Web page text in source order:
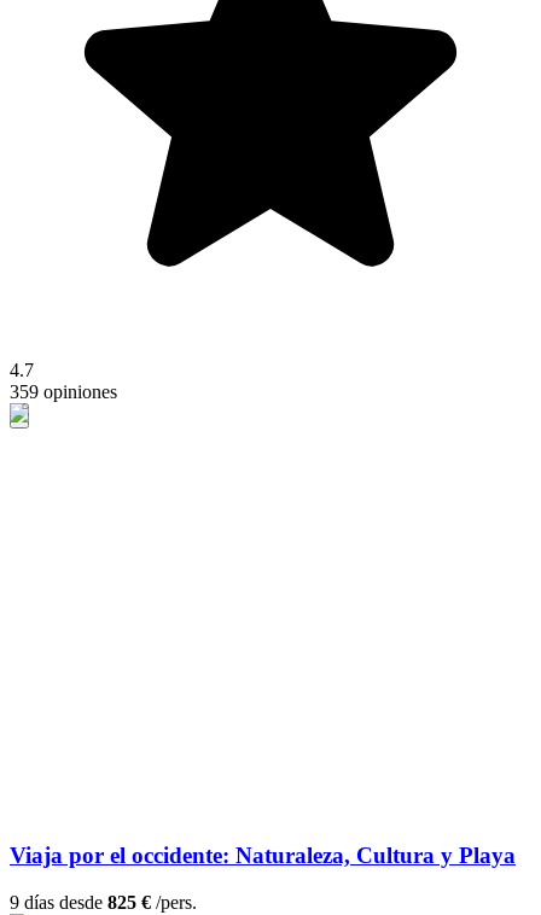
4.7
359 opiniones
Viaja por el occidente: Naturaleza, Cultura y Playa
9 días desde 825 € /pers.